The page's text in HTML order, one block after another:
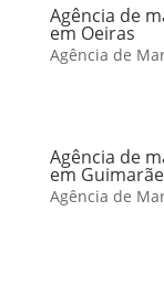
Agência de
em Oeiras
Agência de
Agência de
em
Agência de